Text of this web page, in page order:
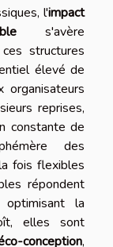
l'impact
s'avère
structures
élevé de
reprises,
constante de
des
fois flexibles
répondent
la
elles sont
conception,